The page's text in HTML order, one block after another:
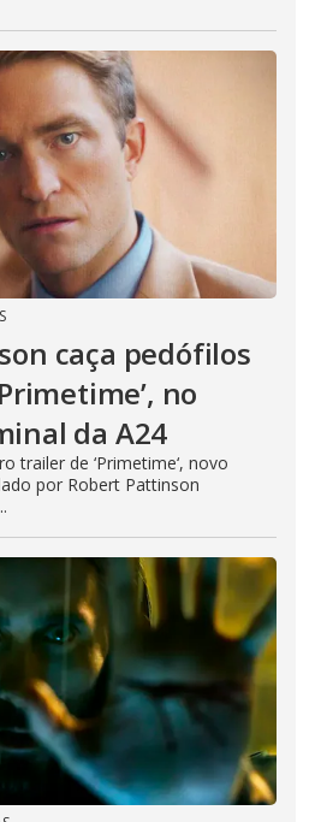
caça pedófilos
no
da A24
trailer de ‘Primetime‘, novo
por Robert Pattinson